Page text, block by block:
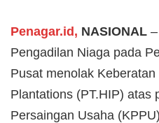
Penagar.id, NASIONAL
Pengadilan Niaga pada
Pusat menolak Keberatan
Plantations (PT.HIP) atas
Persaingan Usaha